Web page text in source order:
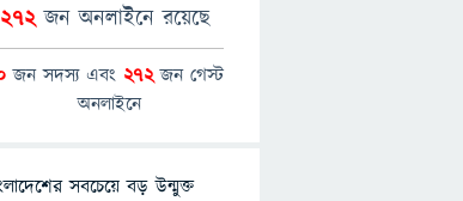
272জন অনলাইনে রয়েছে
জন সদস্য এবং 272জন গেস্ট
অনলাইনে
সবচেয়ে বড় উন্মুক্ত